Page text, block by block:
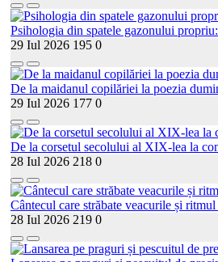
Psihologia din spatele gazonului
29 Iul 2026 195 0
De la maidanul copilăriei la poezia
29 Iul 2026 177 0
De la corsetul secolului al XIX-lea la
28 Iul 2026 218 0
Cântecul care străbate veacurile și
28 Iul 2026 219 0